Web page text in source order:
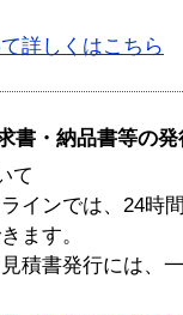
詳しくはこちら
書・納品書等の
て
インでは、24時
ます。
積書発行には、